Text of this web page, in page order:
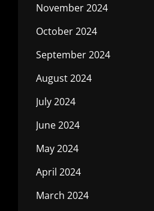
November 2024
October 2024
September 2024
August 2024
July 2024
June 2024
May 2024
April 2024
March 2024